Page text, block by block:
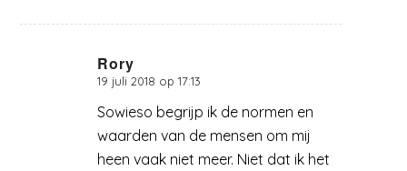
Rory
zegt:
19 juli 2018 op 17:13
Sowieso begrijp ik de normen en
waarden van de mensen om mij
heen vaak niet meer. Niet dat ik het